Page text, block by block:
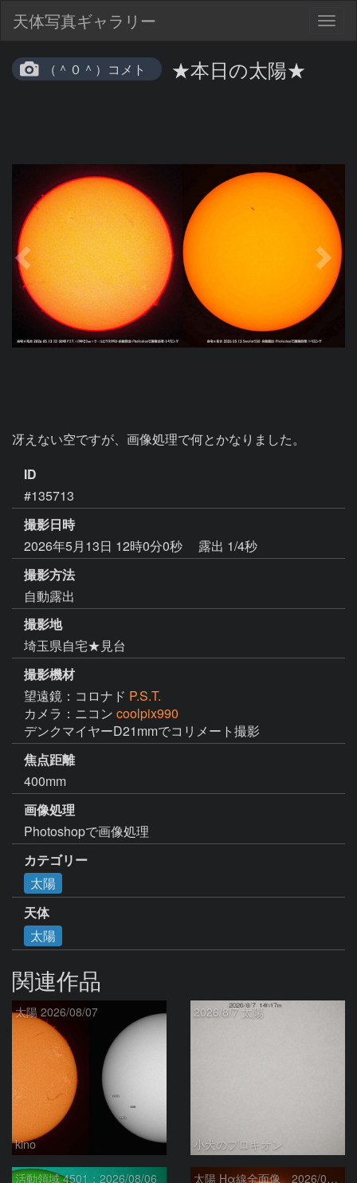
天体写真ギャラリー
（＾０＾）コメト ★本日の太陽★
冴えない空ですが、画像処理で何とかなりました。
ID
#135713
撮影日時
2026年5月13日 12時0分0秒
露出 1/4秒
撮影方法
自動露出
撮影地
埼玉県自宅★見台
撮影機材
望遠鏡：コロナド P.S.T.
カメラ：ニコン coolpix990
デンクマイヤーD21mmでコリメート撮影
焦点距離
400mm
画像処理
Photoshopで画像処理
カテゴリー
太陽
天体
太陽
関連作品
太陽 2026/08/07
kino
2026/8/7 太陽
小犬のプロキオン
活動領域 4501：2026/08/06 太陽 Hα線全面像 2026/08/07